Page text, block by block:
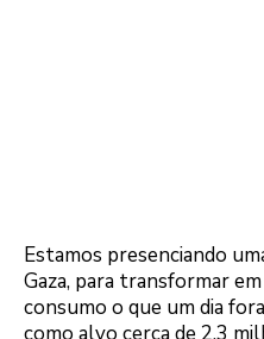
Estamos presenciando
Gaza, para transformar
consumo o que um dia